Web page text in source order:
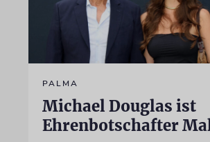
PALMA
Michael Douglas ist
Ehrenbotschafter